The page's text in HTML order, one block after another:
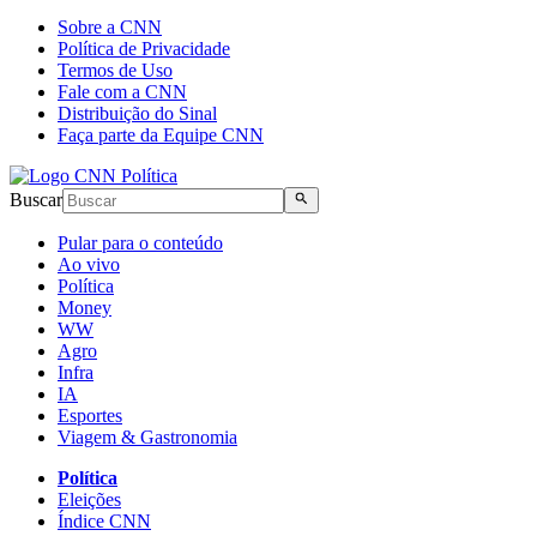
Sobre a CNN
Política de Privacidade
Termos de Uso
Fale com a CNN
Distribuição do Sinal
Faça parte da Equipe CNN
Buscar
Pular para o conteúdo
Ao vivo
Política
Money
WW
Agro
Infra
IA
Esportes
Viagem & Gastronomia
Política
Eleições
Índice CNN